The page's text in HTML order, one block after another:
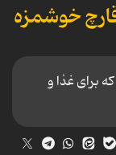
خوشمزه
برای غذا و